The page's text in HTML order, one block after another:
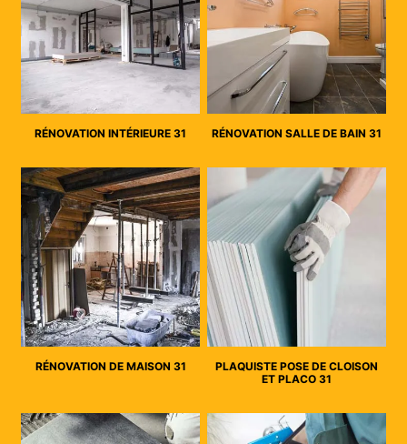
RÉNOVATION INTÉRIEURE 31 RÉNOVATION SALLE DE BAIN 31
RÉNOVATION DE MAISON 31
PLAQUISTE POSE DE CLOISON
ET PLACO 31